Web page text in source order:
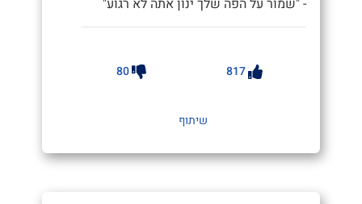
- "שמור על הפה שלך ינון אתה לא רגוע"
817
80
שיתוף